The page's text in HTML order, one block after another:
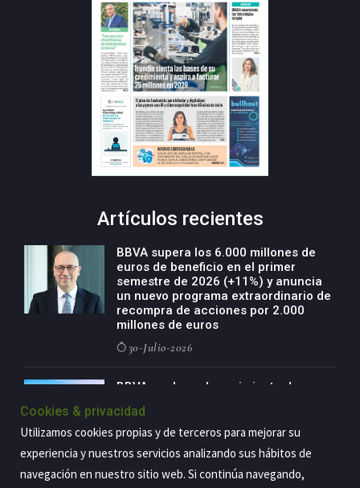
Artículos recientes
BBVA supera los 6.000 millones de
euros de beneficio en el primer
semestre de 2026 (+11%) y anuncia
un nuevo programa extraordinario de
recompra de acciones por 2.000
millones de euros
30-Julio-2026
BBVA acelera el crecimiento de su
de especialización presente en siete
países
29-Julio-2026
Cookies & privacidad
Utilizamos cookies propias y de terceros para mejorar su
experiencia y nuestros servicios analizando sus hábitos de
navegación en nuestro sitio web. Si continúa navegando,